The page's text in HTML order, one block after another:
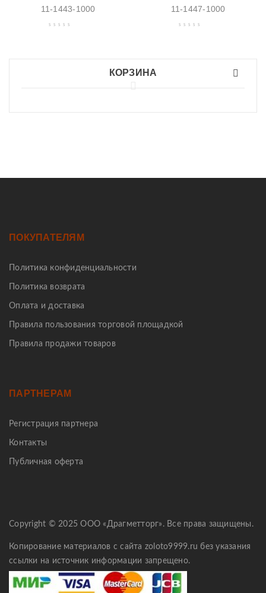
11-1443-1000 11-1447-1000
КОРЗИНА
ПОКУПАТЕЛЯМ
Политика конфиденциальности
Политика возврата
Оплата и доставка
Правила пользования торговой площадкой
Правила продажи товаров
ПАРТНЕРАМ
Регистрация партнера
Контакты
Публичная оферта
Copyright © 2025 ООО «Драгметторг». Все права защищены.
Копирование материалов с сайта zoloto9999.ru без указания
ссылки на источник информации запрещено.